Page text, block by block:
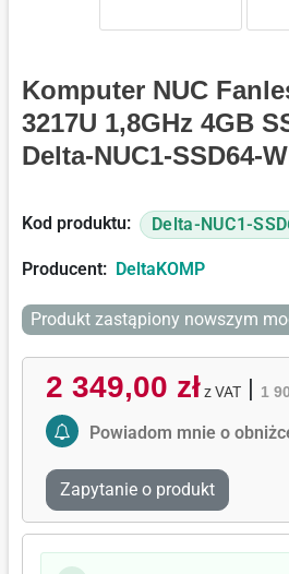
Komputer NUC
3217U 1,8GHz 4GB
Delta-NUC1-SSD64-
Kod produktu: Delta-NUC1-
Producent: DeltaKOMP
Produkt zastąpiony nowszym
2 349,00 zł z VAT| 1
Activate Price Alert
Powiadom mnie o
Zapytanie o produkt